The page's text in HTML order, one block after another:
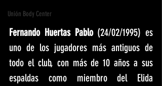
Unión Body Center
Fernando Huertas Pablo (24/02/1995) es
uno de los jugadores más antiguos de
todo el club, con más de 10 años a sus
espaldas como miembro del Elida